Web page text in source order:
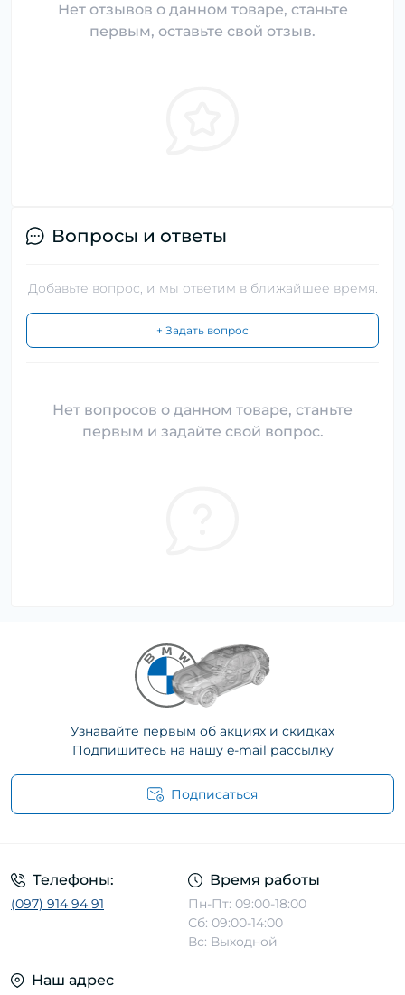
Нет отзывов о данном товаре, станьте
первым, оставьте свой отзыв.
Вопросы и ответы
Добавьте вопрос, и мы ответим в ближайшее время.
+ Задать вопрос
Нет вопросов о данном товаре, станьте
первым и задайте свой вопрос.
Узнавайте первым об акциях и скидках
Подпишитесь на нашу e-mail рассылку
Подписаться
Телефоны:
(097) 914 94 91
Время работы
Пн-Пт: 09:00-18:00
Сб: 09:00-14:00
Вс: Выходной
Наш адрес